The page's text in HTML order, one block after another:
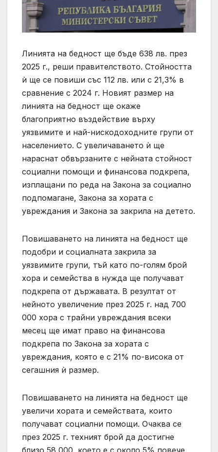
Линията на бедност ще бъде 638 лв. през
2025 г., реши правителството. Стойността
ѝ ще се повиши със 112 лв. или с 21,3% в
сравнение с 2024 г. Новият размер на
линията на бедност ще окаже
благоприятно въздействие върху
уязвимите и най-нискодоходните групи от
населението. С увеличаването ѝ ще
нараснат обвързаните с нейната стойност
социални помощи и финансова подкрепа,
изплащани по реда на Закона за социално
подпомагане, Закона за хората с
увреждания и Закона за закрила на детето.
Повишаването на линията на бедност ще
подобри и социалната закрила за
уязвимите групи, тъй като по-голям брой
хора и семейства в нужда ще получават
подкрепа от държавата. В резултат от
нейното увеличение през 2025 г. над 700
000 хора с трайни увреждания всеки
месец ще имат право на финансова
подкрепа по Закона за хората с
увреждания, която е с 21% по-висока от
сегашния ѝ размер.
Повишаването на линията на бедност ще
увеличи хората и семействата, които
получават социални помощи. Очаква се
през 2025 г. техният брой да достигне
близо 58 000, което е с около 5% повече